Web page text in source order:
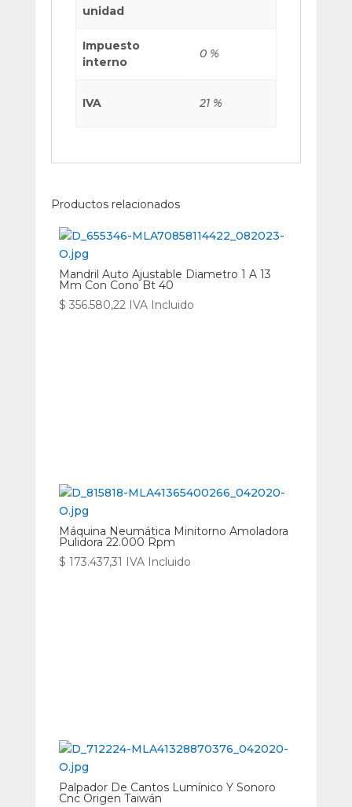
unidad
Impuesto
interno
0 %
IVA 21 %
Productos relacionados
Mandril Auto Ajustable Diametro 1 A 13
Mm Con Cono Bt 40
$ 356.580,22 IVA Incluido
Máquina Neumática Minitorno Amoladora
Pulidora 22.000 Rpm
$ 173.437,31 IVA Incluido
Palpador De Cantos Lumínico Y Sonoro
Cnc Origen Taiwán